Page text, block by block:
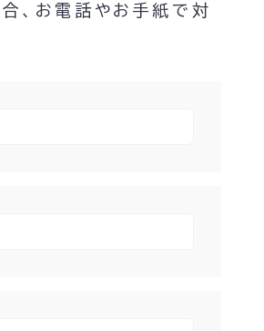
、お電話やお手紙で対